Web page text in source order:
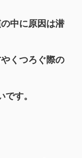
中に原因は潜
くつろぐ際の
す。